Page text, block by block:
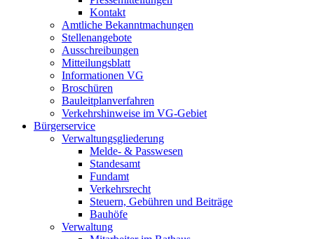
Kontakt
Amtliche Bekanntmachungen
Stellenangebote
Ausschreibungen
Mitteilungsblatt
Informationen VG
Broschüren
Bauleitplanverfahren
Verkehrshinweise im VG-Gebiet
Bürgerservice
Verwaltungsgliederung
Melde- & Passwesen
Standesamt
Fundamt
Verkehrsrecht
Steuern, Gebühren und Beiträge
Bauhöfe
Verwaltung